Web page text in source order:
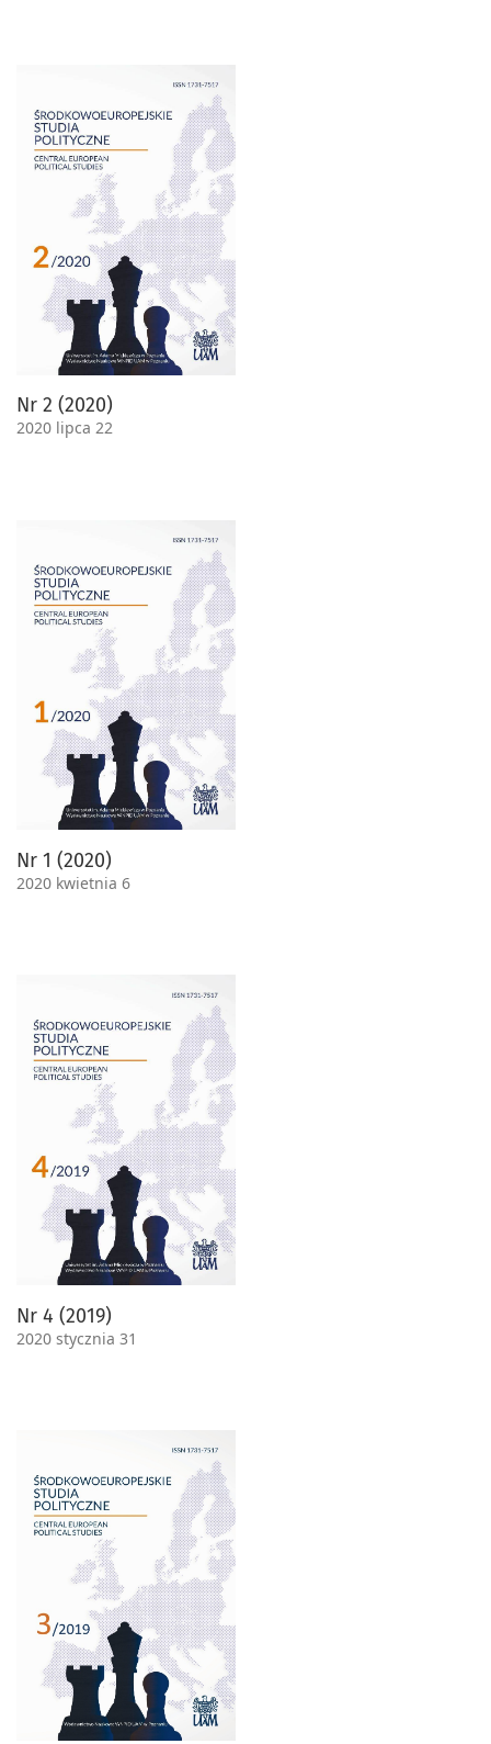
Nr 2 (2020)
2020 lipca 22
Nr 1 (2020)
2020 kwietnia 6
Nr 4 (2019)
2020 stycznia 31